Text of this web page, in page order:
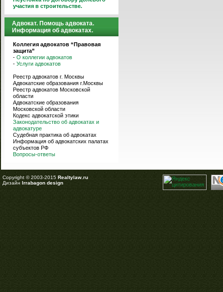
участия в строительстве.
Адвокат. Помощь адвоката.
Информация об адвокатах.
Коллегия адвокатов “Правовая
защита”
- О коллегии адвокатов
- Услуги адвокатов
Реестр адвокатов г. Москвы
Адвокатские образования г.Москвы
Реестр адвокатов Московской
области
Адвокатские образования
Московской области
Кодекс адвокатской этики
Законодательство об адвокатах и
адвокатуре
Судебная практика об адвокатах
Информация об адвокатских палатах
субъектов РФ
Вопросы-ответы
Copyright © 2003-2015 Realtylaw.ru
Дизайн Irrabagon design